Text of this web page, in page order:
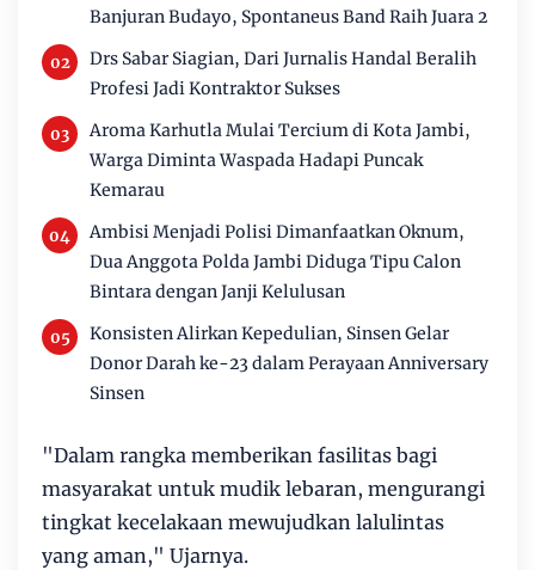
Banjuran Budayo, Spontaneus Band Raih Juara 2
Drs Sabar Siagian, Dari Jurnalis Handal Beralih
Profesi Jadi Kontraktor Sukses
Aroma Karhutla Mulai Tercium di Kota Jambi,
Warga Diminta Waspada Hadapi Puncak
Kemarau
Ambisi Menjadi Polisi Dimanfaatkan Oknum,
Dua Anggota Polda Jambi Diduga Tipu Calon
Bintara dengan Janji Kelulusan
Konsisten Alirkan Kepedulian, Sinsen Gelar
Donor Darah ke-23 dalam Perayaan Anniversary
Sinsen
"Dalam rangka memberikan fasilitas bagi
masyarakat untuk mudik lebaran, mengurangi
tingkat kecelakaan mewujudkan lalulintas
yang aman," Ujarnya.